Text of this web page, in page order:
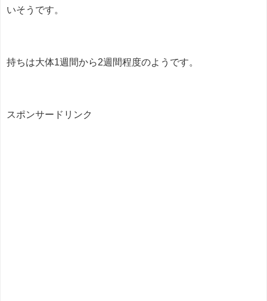
いそうです。
持ちは大体1週間から2週間程度のようです。
スポンサードリンク